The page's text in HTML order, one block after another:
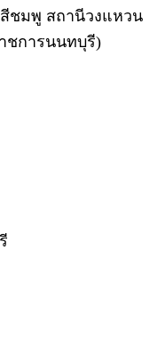
ชมพู สถานีวงแหวน
ชการนนทบุรี)